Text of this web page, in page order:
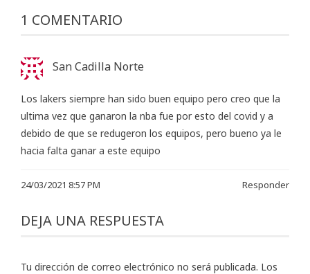
1 COMENTARIO
San Cadilla Norte
Los lakers siempre han sido buen equipo pero creo que la
ultima vez que ganaron la nba fue por esto del covid y a
debido de que se redugeron los equipos, pero bueno ya le
hacia falta ganar a este equipo
24/03/2021 8:57 PM Responder
DEJA UNA RESPUESTA
Tu dirección de correo electrónico no será publicada. Los